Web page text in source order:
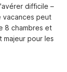
difficile –
vacances peut
8 chambres et
majeur pour les